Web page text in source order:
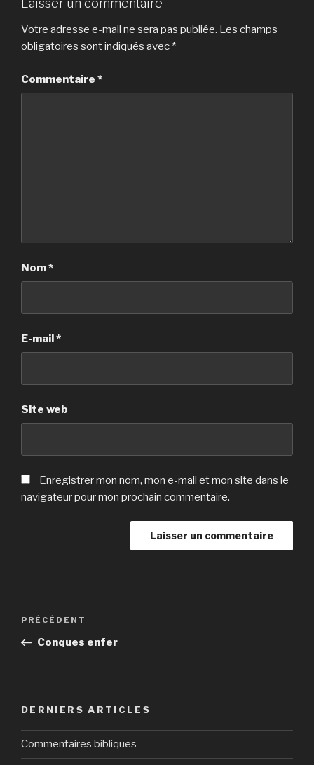
Laisser un commentaire
Votre adresse e-mail ne sera pas publiée. Les champs
obligatoires sont indiqués avec *
Commentaire *
Nom*
E-mail*
Site web
Enregistrer mon nom, mon e-mail et mon site dans le
navigateur pour mon prochain commentaire.
Navigation
l’article
Article
précédent
PRÉCÉDENT
Conques enfer
DERNIERS ARTICLES
Commentaires bibliques